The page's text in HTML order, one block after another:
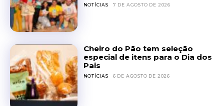
NOTÍCIAS 7 DE AGOSTO DE 2026
Cheiro do Pão tem seleção
especial de itens para o Dia dos
Pais
NOTÍCIAS 6 DE AGOSTO DE 2026